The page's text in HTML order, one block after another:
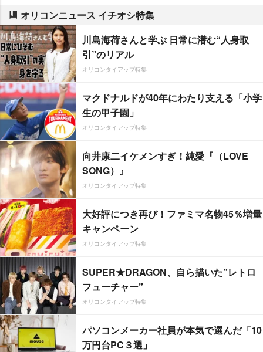
オリコンニュース イチオシ特集
川島海荷さんと学ぶ 日常に潜む“人身取
引”のリアル
オリコンタイアップ特集
マクドナルドが40年にわたり支える「小学
生の甲子園」
オリコンタイアップ特集
向井康二イケメンすぎ！純愛『（LOVE
SONG）』
オリコンタイアップ特集
大好評につき再び！ファミマ名物45％増量
キャンペーン
オリコンタイアップ特集
SUPER★DRAGON、自ら描いた”レトロ
フューチャー”
オリコンタイアップ特集
パソコンメーカー社員が本気で選んだ「10
万円台PC３選」